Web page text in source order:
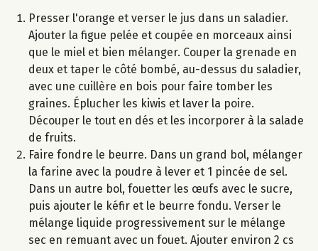
Presser l'orange et verser le jus dans un saladier.
Ajouter la figue pelée et coupée en morceaux ainsi
que le miel et bien mélanger. Couper la grenade en
deux et taper le côté bombé, au-dessus du saladier,
avec une cuillère en bois pour faire tomber les
graines. Éplucher les kiwis et laver la poire.
Découper le tout en dés et les incorporer à la salade
de fruits.
Faire fondre le beurre. Dans un grand bol, mélanger
la farine avec la poudre à lever et 1 pincée de sel.
Dans un autre bol, fouetter les œufs avec le sucre,
puis ajouter le kéfir et le beurre fondu. Verser le
mélange liquide progressivement sur le mélange
sec en remuant avec un fouet. Ajouter environ 2 cs